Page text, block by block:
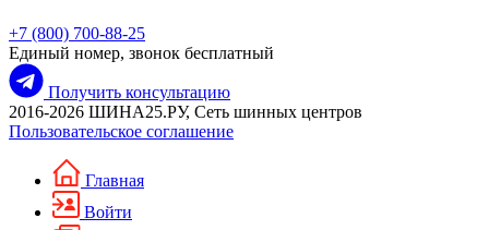
+7 (800) 700-88-25
Единый номер, звонок бесплатный
Получить консультацию
2016-2026 ШИНА25.РУ, Сеть шинных центров
Пользовательское соглашение
Главная
Войти